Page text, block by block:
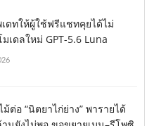
เดทให้ผู้ใช้ฟรีแชทคุยได้ไม่
เดลใหม่ GPT-5.6 Luna
ม้ต่อ “นิตยาไก่ย่าง” พารายได้